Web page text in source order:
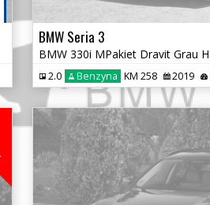
BMW Seria 3
2.0 Benzyna KM 258 2019